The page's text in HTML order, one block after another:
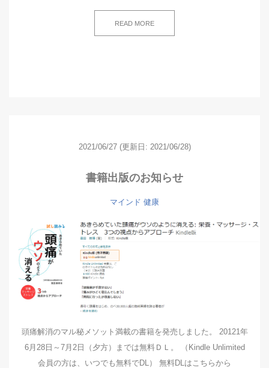
READ MORE
2021/06/27 (更新日: 2021/06/28)
書籍出版のお知らせ
マインド 健康
頭痛解消のマル秘メソット満載の書籍を発売しました。 20121年
6月28日～7月2日（夕方）までは無料ＤＬ。 （Kindle Unlimited
会員の方は、いつでも無料でDL） 無料DLはこちらから